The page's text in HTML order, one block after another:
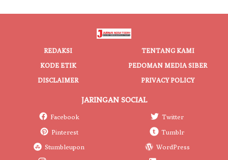
REDAKSI
TENTANG KAMI
KODE ETIK
PEDOMAN MEDIA SIBER
DISCLAIMER
PRIVACY POLICY
JARINGAN SOCIAL
Facebook
Twitter
Pinterest
Tumblr
Stumbleupon
WordPress